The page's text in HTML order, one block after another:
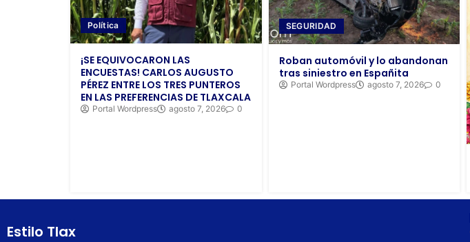
Política
¡SE EQUIVOCARON LAS
ENCUESTAS! CARLOS AUGUSTO
PÉREZ ENTRE LOS TRES PUNTEROS
EN LAS PREFERENCIAS DE TLAXCALA
Portal Wordpress agosto 7, 2026 0
SEGURIDAD
Roban automóvil y lo abandonan
tras siniestro en Españita
Portal Wordpress agosto 7, 2026 0
Estilo Tlax